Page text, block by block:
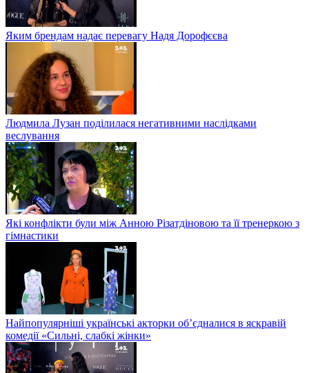
Яким брендам надає перевагу Надя Дорофєєва
Людмила Лузан поділилася негативними наслідками
веслування
Які конфлікти були між Анною Різатдіновою та її тренеркою з
гімнастики
Найпопулярніші українські акторки об’єдналися в яскравій
комедії «Сильні, слабкі жінки»